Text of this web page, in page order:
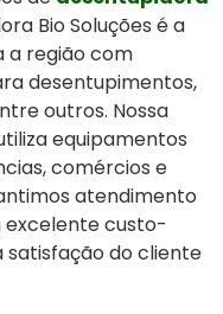
Bio Soluções é a
a região com
desentupimentos,
outros. Nossa
equipamentos
comércios e
atendimento
excelente custo-
satisfação do cliente